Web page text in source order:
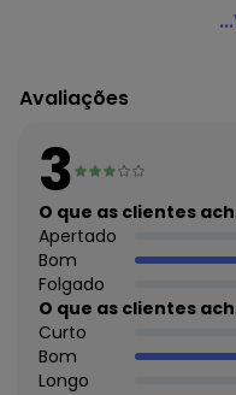
Colcci - Vestido Xadrez
Modelagem: Justa
Modelo: Tubinho
Modelo da Manga: Alças
Comprimento: Midi
Forro: Sim
Cinto: Não Acompanha
Decote Frente : Coração
Decote Costas: Quadrado
Fornecedor: AMC TEXTIL
Feito: Brasil
Cuidados para
Temperatura Máxima
Avaliações
3
O que as clientes
Apertado
Bom
Folgado
O que as clientes
Curto
Bom
Longo